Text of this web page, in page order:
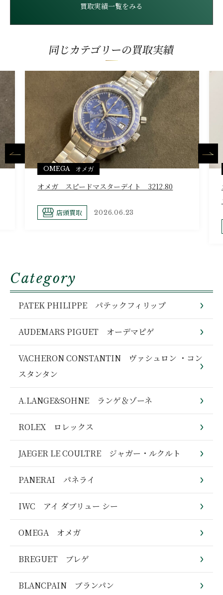
買取実績一覧をみる
同じカテゴリーの買取実績
OMEGA オメガ
オメガ スピードマスターデイト 3212.80
店頭買取 2026.06.23
Category
PATEK PHILIPPE パテックフィリップ
AUDEMARS PIGUET オーデマピゲ
VACHERON CONSTANTIN ヴァシュロン ・コン
スタンタン
A.LANGE&SOHNE ランゲ＆ゾーネ
ROLEX ロレックス
JAEGER LE COULTRE ジャガー・ルクルト
PANERAI パネライ
IWC アイ ダブリュー シー
OMEGA オメガ
BREGUET ブレゲ
BLANCPAIN ブランパン